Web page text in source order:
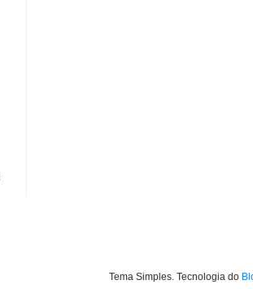
Tema Simples. Tecnologia do